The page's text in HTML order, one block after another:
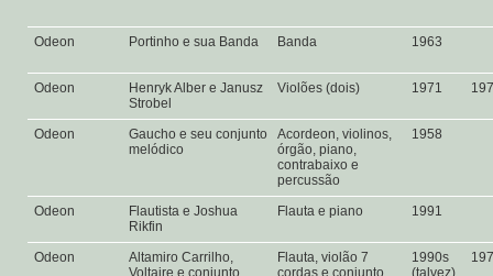
Odeon Portinho e sua Banda Banda 1963
Odeon
Henryk Alber e Janusz
Strobel
Violões (dois) 1971
Odeon
Gaucho e seu conjunto
melódico
Acordeon, violinos,
órgão, piano,
contrabaixo e
percussão
1958
Odeon
Flautista e Joshua
Rikfin
Flauta e piano 1991
Odeon
Altamiro Carrilho,
Flauta, violão 7
1990s